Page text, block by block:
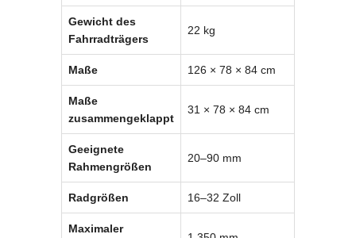
Gewicht des
Fahrradträgers
22 kg
Maße 126 × 78 × 84 cm
Maße
zusammengeklappt
31 × 78 × 84 cm
Geeignete
Rahmengrößen
20–90 mm
Radgrößen 16–32 Zoll
Maximaler